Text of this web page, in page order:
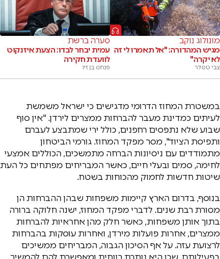
מונולוג נוקב
מגיש המהדורה: "אל תאמרו לי זה
לא יקרה"
צבי טסלר
סערה ברשת
עמית יבחר לבדו: הצעת איזנקוט
לוועדת חקירה
פנחס בן זיו
במשטרת המחוז הדרומי מדגישים כי ישראל משמשת
לעיתים כמדינת מעבר להברחות ממצרים לירדן. "אין סוף
שבוע שלא נתפסים רחפנים, כולל ירי שמתבצע לעברם
ותפיסת הציוד", מסר מפקד המחוז. גורמי הביטחון
מתמודדים עם ניסיונות הברחה מתמשכים, הכוללים אמצעי
לחימה, סמים ובעלי חיים, כאשר המבריחים מפתחים כל העת
שיטות חדשות לחמוק מהכוחות בשטח.
בנוסף, בדרום הארץ קיימות משפחות שבהן ההברחות הן
מסורת רבת שנים. לדברי מפקד המחוז, ישנה חלוקה ברורה
בתוך אותן משפחות, כאשר חלק מהן אחראיות להברחות
ממצרים, אחרות פועלות מירדן, ואחרות עוסקות בהברחות
לרצועת עזה. על אף הסיכון הגבוה, המבריחים ממשיכים
בפעילותם, שכן היא נותרת רווחית ומאפשרת להם להמשיך